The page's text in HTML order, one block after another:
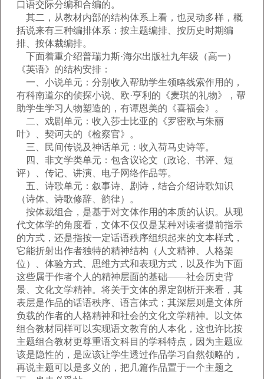
口语交际分编和合编的。
其二，从教材内部的结构体系上看，也灵动多样，概
括说来有三种编排体系：按主题编排、按历史时期编
排、按体裁编排。
下面着重介绍普瑞力斯·海尔出版社九年级（高一）
《英语》的结构安排：
一、小说单元：分别收入帮助学生领略线索作用的，
有科南道尔的侦探小说、欧·亨利的《麦琪的礼物》，帮
助学生学习人物塑造的，有谭恩美的《喜福会》。
二、戏剧单元：收入莎士比亚的《罗密欧与朱丽
叶》、契诃夫的《检察官》。
三、民间传说及神话单元：收入荷马史诗等。
四、非文学类单元：包含议论文（政论、书评、短
评）、传记、讲演、电子网络作品等。
五、诗歌单元：叙事诗、剧诗，结合介绍诗歌知识
（诗体、诗歌修辞、韵律）。
按体裁组合，是基于对文体作用的本质的认识。从现
代文体学的角度看，文体不仅仅是某种对读者提前指示
的方式，还是指按一定话语秩序组织起来的文本样式，
它能折射出作者独特的精神结构（人文精神、人格架
位）、体验方式、思维方式和表现方式，以及作为下面
这些属于作者个人的精神层面的基础——社会历史背
景、文化文学精神。将关于文体的界定剖析开来看，其
表层是作品的话语秩序、语言体式；其深层则是文体所
负载的作者的人格精神和社会的文化文学精神。以文体
组合教材同样可以实现语文教育的人本化，这也许比按
主题组合教材更尊重语文科目的学科特点，因为主题应
该是隐性的，是应该让学生透过作品学习自然领略的，
再说主题可以是多义的，把几篇作品置于一个主题之